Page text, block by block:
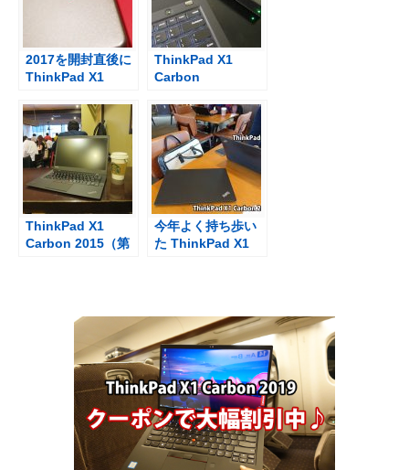
2017を開封直後に
ThinkPad X1
った理由と残念な
ポイント
ThinkPad X1
Carbon
ーカーをワイヤレ
ス接続
ThinkPad X1
Carbon 2015（第
今年よく持ち歩い
た ThinkPad X1